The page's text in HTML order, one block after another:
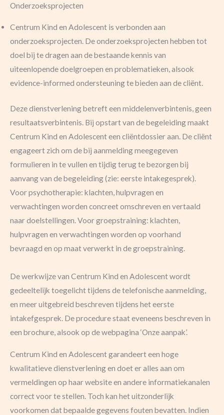
Onderzoeksprojecten
Centrum Kind en Adolescent is verbonden aan
onderzoeksprojecten. De onderzoeksprojecten hebben tot
doel bij te dragen aan de bestaande kennis van
uiteenlopende doelgroepen en problematieken, alsook
evidence-informed ondersteuning te bieden aan de cliënt.
Deze dienstverlening betreft een middelenverbintenis, geen
resultaatsverbintenis. Bij opstart van de begeleiding maakt
Centrum Kind en Adolescent een cliëntdossier aan. De cliënt
engageert zich om de bij aanmelding meegegeven
formulieren in te vullen en tijdig terug te bezorgen bij
aanvang van de begeleiding (zie: eerste intakegesprek).
Voor psychotherapie: klachten, hulpvragen en
verwachtingen worden concreet omschreven en vertaald
naar doelstellingen. Voor groepstraining: klachten,
hulpvragen en verwachtingen worden op voorhand
bevraagd en op maat verwerkt in de groepstraining.
De werkwijze van Centrum Kind en Adolescent wordt
gedeeltelijk toegelicht tijdens de telefonische aanmelding,
en meer uitgebreid beschreven tijdens het eerste
intakefgesprek. De procedure staat eveneens beschreven in
een brochure, alsook op de webpagina ‘Onze aanpak’.
Centrum Kind en Adolescent garandeert een hoge
kwalitatieve dienstverlening en doet er alles aan om
vermeldingen op haar website en andere informatiekanalen
correct voor te stellen. Toch kan het uitzonderlijk
voorkomen dat bepaalde gegevens fouten bevatten. Indien